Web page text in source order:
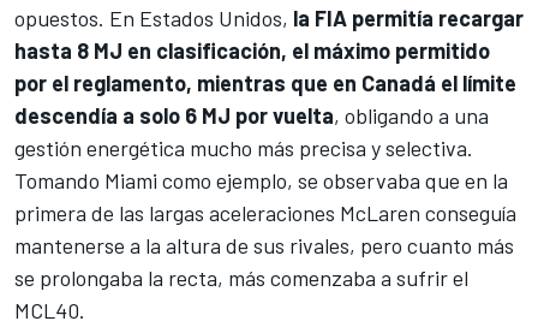
opuestos. En Estados Unidos, la FIA permitía recargar
hasta 8 MJ en clasificación, el máximo permitido
por el reglamento, mientras que en Canadá el límite
descendía a solo 6 MJ por vuelta, obligando a una
gestión energética mucho más precisa y selectiva.
Tomando Miami como ejemplo, se observaba que en la
primera de las largas aceleraciones McLaren conseguía
mantenerse a la altura de sus rivales, pero cuanto más
se prolongaba la recta, más comenzaba a sufrir el
MCL40.